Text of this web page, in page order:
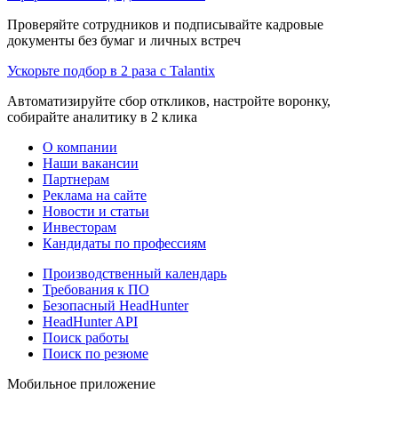
Проверяйте сотрудников и подписывайте кадровые
документы без бумаг и личных встреч
Ускорьте подбор в 2 раза с Talantix
Автоматизируйте сбор откликов, настройте воронку,
собирайте аналитику в 2 клика
О компании
Наши вакансии
Партнерам
Реклама на сайте
Новости и статьи
Инвесторам
Кандидаты по профессиям
Производственный календарь
Требования к ПО
Безопасный HeadHunter
HeadHunter API
Поиск работы
Поиск по резюме
Мобильное приложение